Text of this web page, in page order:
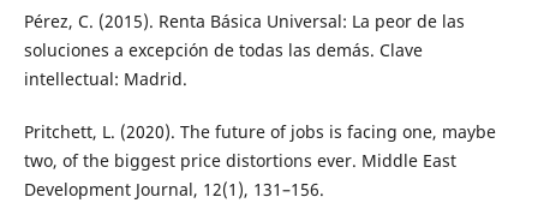
Pérez, C. (2015). Renta Básica Universal: La peor de las
soluciones a excepción de todas las demás. Clave
intellectual: Madrid.
Pritchett, L. (2020). The future of jobs is facing one, maybe
two, of the biggest price distortions ever. Middle East
Development Journal, 12(1), 131–156.